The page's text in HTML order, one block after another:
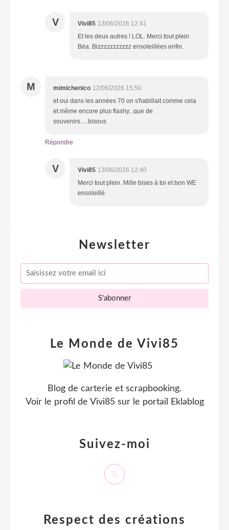
V Vivi85 13/06/2026 12:41
Et les deux autres ! LOL. Merci tout plein
Béa. Bizzzzzzzzzzz ensoleillées enfin.
M mimichenico 12/06/2026 15:50
et oui dans les années 70 on s'habillait comme cela
et même encore plus flashy...que de
souvenirs.....bisous
Répondre
V Vivi85 13/06/2026 12:40
Merci tout plein. Mille bises à toi et bon WE
ensoleillé.
Newsletter
Le Monde de Vivi85
Blog de carterie et scrapbooking.
Voir le profil de Vivi85sur le portail Eklablog
Suivez-moi
Respect des créations